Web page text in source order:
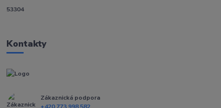
53304
Kontakty
Zákaznická podpora
+420 773 998 582